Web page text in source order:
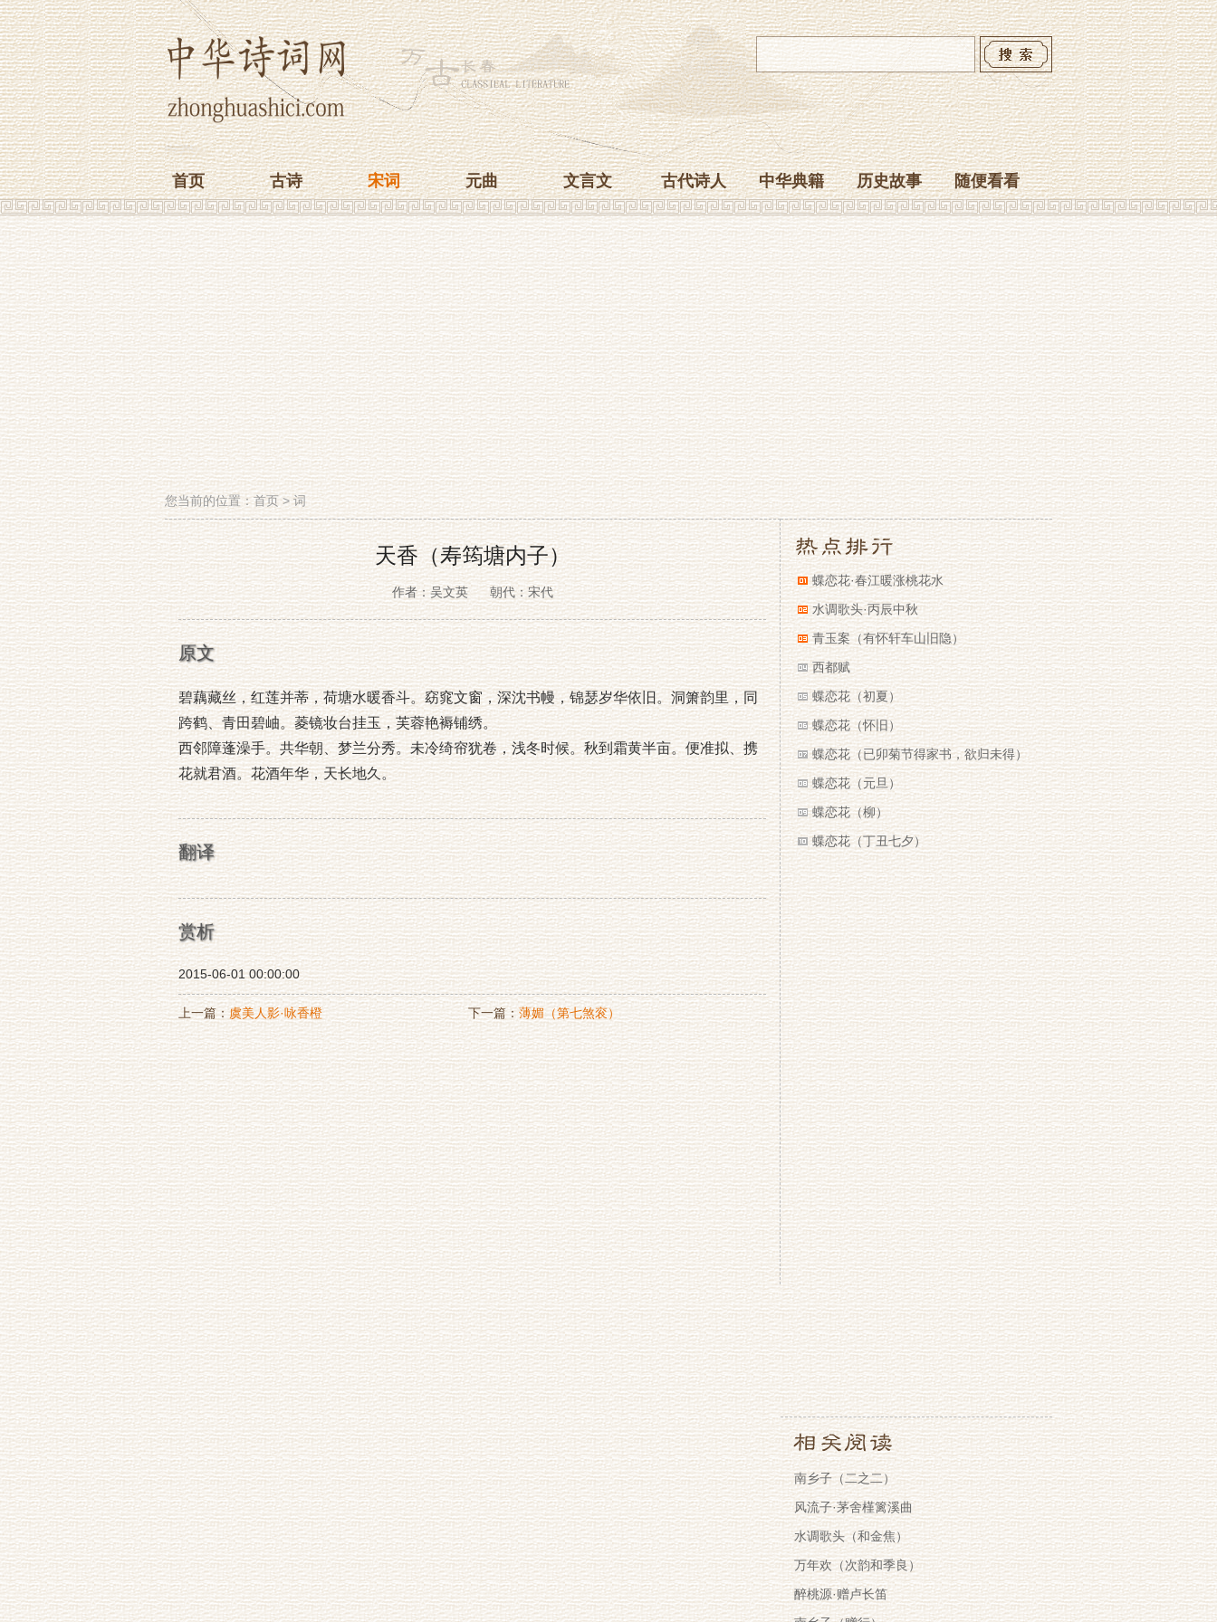
首页 古诗 宋词 元曲 文言文 古代诗人 中华典籍 历史故事 随便看看
您当前的位置：首页>词
天香（寿筠塘内子）
作者：吴文英 朝代：宋代
原文
碧藕藏丝，红莲并蒂，荷塘水暖香斗。窈窕文窗，深沈书幔，锦瑟岁华依旧。洞箫韵里，同
跨鹤、青田碧岫。菱镜妆台挂玉，芙蓉艳褥铺绣。
西邻障蓬澡手。共华朝、梦兰分秀。未冷绮帘犹卷，浅冬时候。秋到霜黄半亩。便准拟、携
花就君酒。花酒年华，天长地久。
翻译
赏析
2015-06-01 00:00:00
上一篇：虞美人影·咏香橙 下一篇：薄媚（第七煞衮）
蝶恋花·春江暖涨桃花水
水调歌头·丙辰中秋
青玉案（有怀轩车山旧隐）
西都赋
蝶恋花（初夏）
蝶恋花（怀旧）
蝶恋花（已卯菊节得家书，欲归未得）
蝶恋花（元旦）
蝶恋花（柳）
蝶恋花（丁丑七夕）
南乡子（二之二）
风流子·茅舍槿篱溪曲
水调歌头（和金焦）
万年欢（次韵和季良）
醉桃源·赠卢长笛